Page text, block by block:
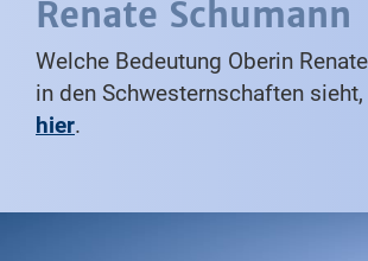
Renate Schumann
Welche Bedeutung Oberin
in den Schwesternschaften
hier.